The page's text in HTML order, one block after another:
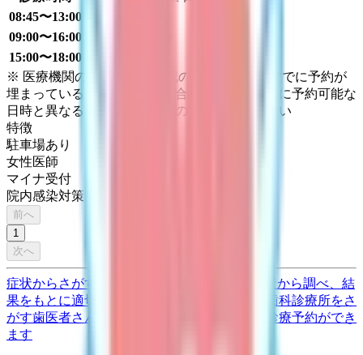
08:45〜13:00
09:00〜16:00
15:00〜18:00
※ 医療機関の診療時間は上記の通りですが、すでに予約が
埋まっている場合や病院の都合などにより実際に予約可能な
日時と異なる場合がありますのでご了承ください
特徴
駐車場あり
女性医師
マイナ受付
院内感染対策
前へ
1
次へ
症状からさがす (症状チェッカー)
気になる症状から調べ、結
果をもとに適切な病院・診療所を提案します
歯科診療所をさ
がす歯医者さんの対面診療予約・オンライン診療予約ができ
ます